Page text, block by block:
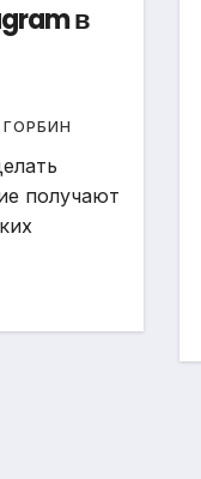
в
получают